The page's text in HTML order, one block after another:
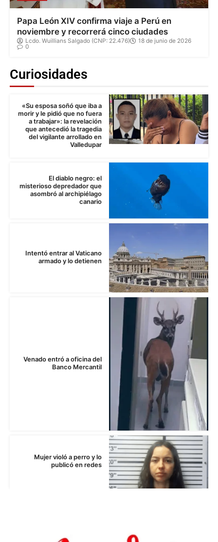
Papa León XIV confirma viaje a Perú en
noviembre y recorrerá cinco ciudades
Lcdo. Wuillians Salgado (CNP: 22.476)
18 de junio de 2026
0
Curiosidades
«Su esposa soñó que iba a
morir y le pidió que no fuera
a trabajar»: la revelación
que antecedió la tragedia
del vigilante arrollado en
Valledupar
El diablo negro: el
misterioso depredador que
asombró al archipiélago
canario
Intentó entrar al Vaticano
armado y lo detienen
Venado entró a oficina del
Banco Mercantil
Mujer violó a perro y lo
publicó en redes